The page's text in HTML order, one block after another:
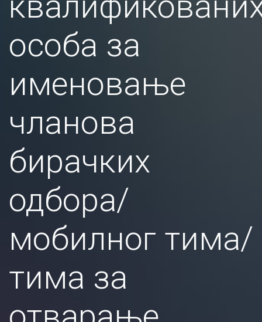
особа за
именовање
чланова
бирачких
одбора/
мобилног тима/
тима за